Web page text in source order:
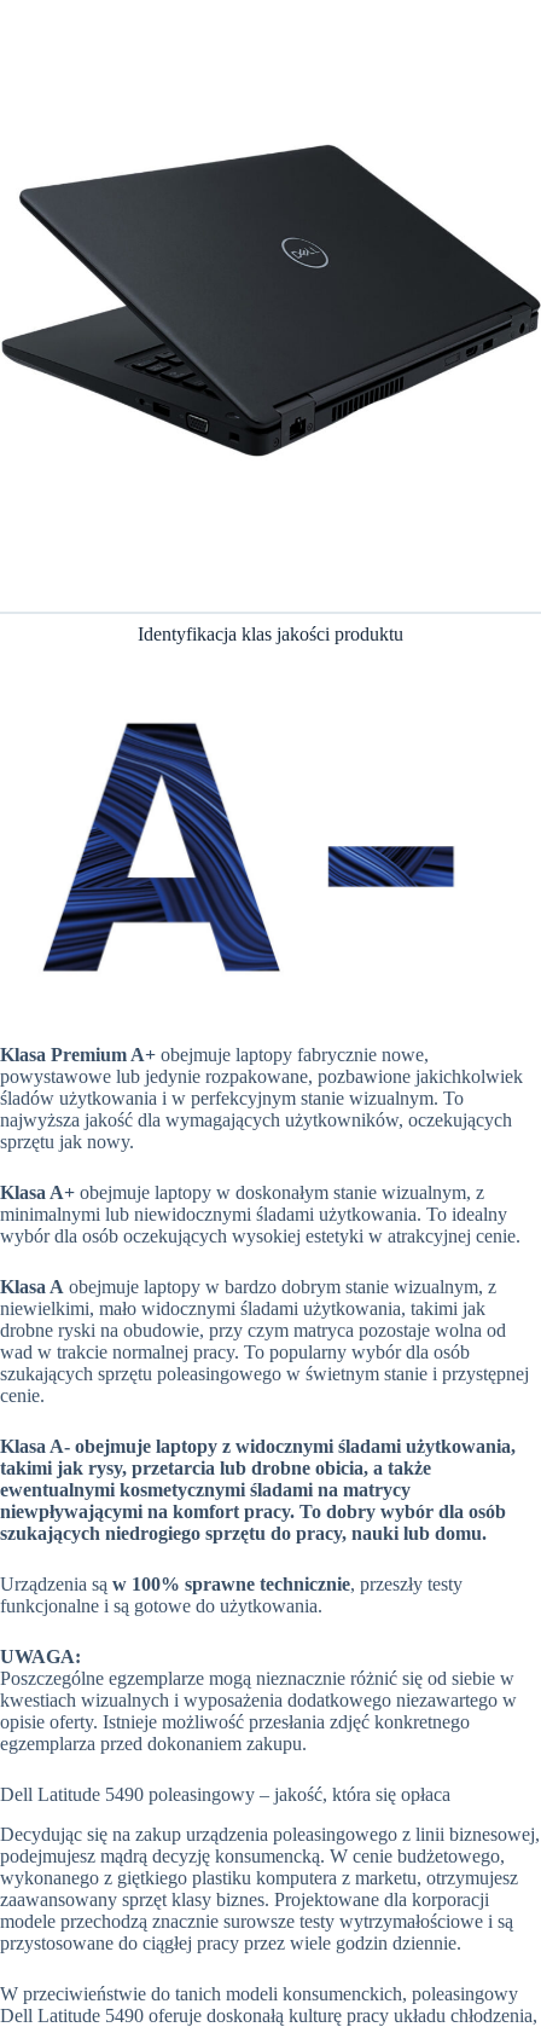
Identyfikacja klas jakości produktu
Klasa Premium A+ obejmuje laptopy fabrycznie nowe,
powystawowe lub jedynie rozpakowane, pozbawione jakichkolwiek
śladów użytkowania i w perfekcyjnym stanie wizualnym. To
najwyższa jakość dla wymagających użytkowników, oczekujących
sprzętu jak nowy.
Klasa A+ obejmuje laptopy w doskonałym stanie wizualnym, z
minimalnymi lub niewidocznymi śladami użytkowania. To idealny
wybór dla osób oczekujących wysokiej estetyki w atrakcyjnej cenie.
Klasa A obejmuje laptopy w bardzo dobrym stanie wizualnym, z
niewielkimi, mało widocznymi śladami użytkowania, takimi jak
drobne ryski na obudowie, przy czym matryca pozostaje wolna od
wad w trakcie normalnej pracy. To popularny wybór dla osób
szukających sprzętu poleasingowego w świetnym stanie i przystępnej
cenie.
Klasa A- obejmuje laptopy z widocznymi śladami użytkowania,
takimi jak rysy, przetarcia lub drobne obicia, a także
ewentualnymi kosmetycznymi śladami na matrycy
niewpływającymi na komfort pracy. To dobry wybór dla osób
szukających niedrogiego sprzętu do pracy, nauki lub domu.
Urządzenia są w 100% sprawne technicznie, przeszły testy
funkcjonalne i są gotowe do użytkowania.
UWAGA:
Poszczególne egzemplarze mogą nieznacznie różnić się od siebie w
kwestiach wizualnych i wyposażenia dodatkowego niezawartego w
opisie oferty. Istnieje możliwość przesłania zdjęć konkretnego
egzemplarza przed dokonaniem zakupu.
Dell Latitude 5490 poleasingowy – jakość, która się opłaca
Decydując się na zakup urządzenia poleasingowego z linii biznesowej,
podejmujesz mądrą decyzję konsumencką. W cenie budżetowego,
wykonanego z giętkiego plastiku komputera z marketu, otrzymujesz
zaawansowany sprzęt klasy biznes. Projektowane dla korporacji
modele przechodzą znacznie surowsze testy wytrzymałościowe i są
przystosowane do ciągłej pracy przez wiele godzin dziennie.
W przeciwieństwie do tanich modeli konsumenckich, poleasingowy
Dell Latitude 5490 oferuje doskonałą kulturę pracy układu chłodzenia,